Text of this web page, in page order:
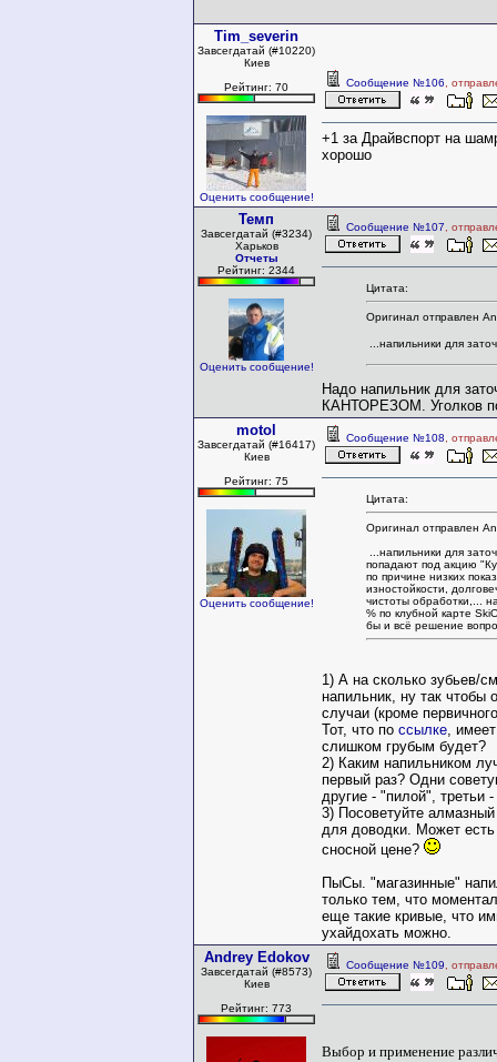
Tim_severin
Завсегдатай (#10220)
Киев
Рейтинг: 70
Оценить сообщение!
Сообщение №106 ,
+1 за Драйвспорт на
хорошо
Темп
Завсегдатай (#3234)
Харьков
Отчеты
Рейтинг: 2344
Оценить сообщение!
Сообщение №107 ,
Цитата:
Оригинал отправлен
...напильники для
Надо напильник для
КАНТОРЕЗОМ. Уголков
motol
Завсегдатай (#16417)
Киев
Рейтинг: 75
Оценить сообщение!
Сообщение №108 ,
Цитата:
Оригинал отправлен
...напильники для
попадают под акцию
по причине низких
изностойкости,
чистоты обработки,...
% по клубной карте
бы и всё решение
1) А на сколько зубьев/
напильник, ну так чтобы
случаи (кроме
Тот, что по ссылке,
слишком грубым будет?
2) Каким напильником
первый раз? Одни
другие - "пилой", третьи
3) Посоветуйте
для доводки. Может есть
сносной цене?
ПыСы. "магазинные"
только тем, что
еще такие кривые, что
ухайдохать можно.
Andrey Edokov
Завсегдатай (#8573)
Киев
Рейтинг: 773
Сообщение №109 ,
Выбор и применение